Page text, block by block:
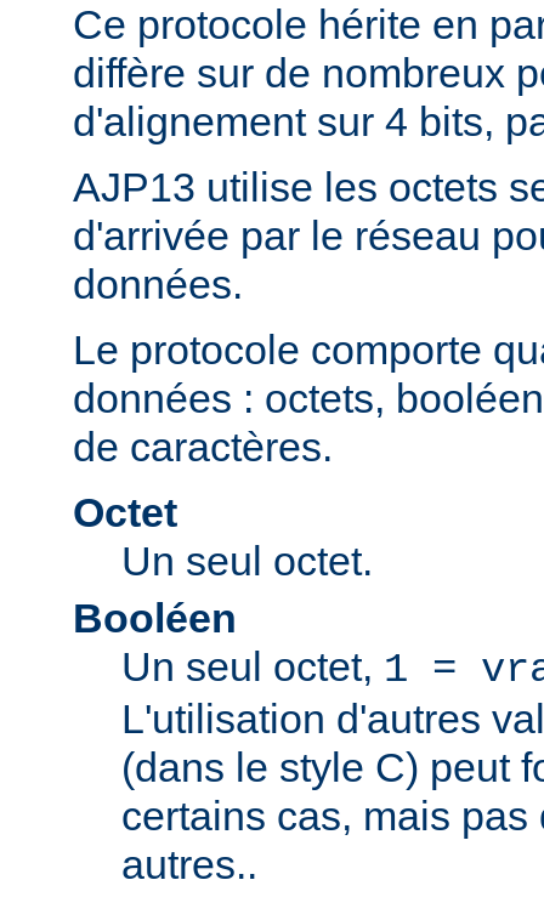
Ce protocole hérite en
diffère sur de nombreux
d'alignement sur 4 bits,
AJP13 utilise les octets
d'arrivée par le réseau
données.
Le protocole comporte
données : octets,
de caractères.
Octet
Un seul octet.
Booléen
Un seul octet, 1 =
L'utilisation d'autres
(dans le style C) peut
certains cas, mais pas
autres..